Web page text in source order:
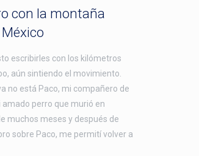
con la montaña
escribirles con los kilómetros
aún sintiendo el movimiento.
no está Paco, mi compañero de
amado perro que murió en
muchos meses y después de
sobre Paco, me permití volver a